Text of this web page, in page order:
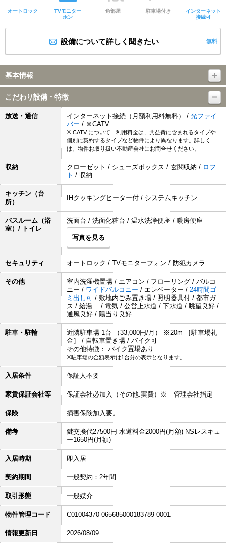
オートロック
TVモニター
ホン
角部屋 駐車場付き
インターネット
接続可
設備について詳しく聞きたい 無料
基本情報
こだわり設備・特徴
放送・通信 インターネット接続（月額利用料無料） / 光ファイ
バー / ※CATV
※ CATV について…利用料金は、共益費に含まれるタイプや
個別に契約するタイプなど物件により異なります。詳しく
は、物件お取り扱い不動産会社にお問合せください。
収納 クローゼット / シューズボックス / 玄関収納 / ロフ
ト / 収納
キッチン（台
所）
IHクッキングヒーター付 / システムキッチン
バスルーム（浴
室）/ トイレ
洗面台 / 洗面化粧台 / 温水洗浄便座 / 暖房便座
写真を見る
セキュリティ オートロック / TVモニターフォン / 防犯カメラ
その他
室内洗濯機置場 / エアコン / フローリング / バルコ
ニー / ワイドバルコニー / エレベーター / 24時間ゴ
ミ出し可 / 敷地内ごみ置き場 / 照明器具付 / 都市ガ
ス / 給湯 / 電気 / 公営上水道 / 下水道 / 眺望良好 /
通風良好 / 陽当り良好
駐車・駐輪
近隣駐車場 1台 （33,000円/月） ※20m ［駐車場礼
金］ / 自転車置き場 / バイク可
その他特徴： バイク置場あり
※駐車場の金額表示は1台分の表示となります。
入居条件 保証人不要
家賃保証会社等 保証会社必加入（その他:実費）※ 管理会社指定
保険 損害保険加入要。
備考
鍵交換代27500円 水道料金2000円(月額) NSレスキュ
ー1650円(月額)
入居時期 即入居
契約期間 一般契約：2年間
取引形態 一般媒介
物件管理コード C01004370-065685000183789-0001
情報更新日 2026/08/09